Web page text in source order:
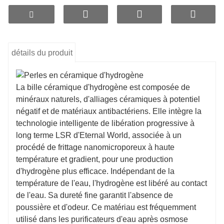
détails du produit
La bille céramique d'hydrogène est composée de
minéraux naturels, d'alliages céramiques à potentiel
négatif et de matériaux antibactériens. Elle intègre la
technologie intelligente de libération progressive à
long terme LSR d'Eternal World, associée à un
procédé de frittage nanomicroporeux à haute
température et gradient, pour une production
d'hydrogène plus efficace. Indépendant de la
température de l'eau, l'hydrogène est libéré au contact
de l'eau. Sa dureté fine garantit l'absence de
poussière et d'odeur. Ce matériau est fréquemment
utilisé dans les purificateurs d'eau après osmose